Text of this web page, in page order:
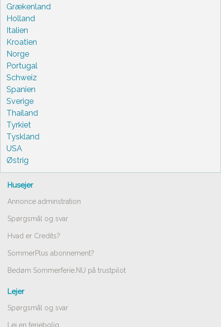
Grækenland
Holland
Italien
Kroatien
Norge
Portugal
Schweiz
Spanien
Sverige
Thailand
Tyrkiet
Tyskland
USA
Østrig
Husejer
Annonce adminstration
Spørgsmål og svar
Hvad er Credits?
SommerPlus abonnement?
Bedøm Sommerferie.NU på trustpilot
Lejer
Spørgsmål og svar
Lej en feriebolig